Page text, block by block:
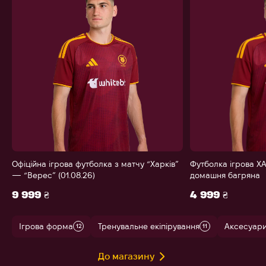
Офіційна ігрова футболка з матчу “Харків”
— “Верес” (01.08.26)
9 999 ₴
Футболка ігрова
домашня багряна
4 999 ₴
Ігрова форма 12 Тренувальне екіпірування 11
До магазину